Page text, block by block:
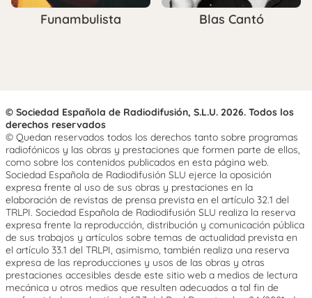
Funambulista Blas Cantó
© Sociedad Española de Radiodifusión, S.L.U. 2026. Todos los
derechos reservados
© Quedan reservados todos los derechos tanto sobre programas
radiofónicos y las obras y prestaciones que formen parte de ellos,
como sobre los contenidos publicados en esta página web.
Sociedad Española de Radiodifusión SLU ejerce la oposición
expresa frente al uso de sus obras y prestaciones en la
elaboración de revistas de prensa prevista en el artículo 32.1 del
TRLPI. Sociedad Española de Radiodifusión SLU realiza la reserva
expresa frente la reproducción, distribución y comunicación pública
de sus trabajos y artículos sobre temas de actualidad prevista en
el artículo 33.1 del TRLPI, asimismo, también realiza una reserva
expresa de las reproducciones y usos de las obras y otras
prestaciones accesibles desde este sitio web a medios de lectura
mecánica u otros medios que resulten adecuados a tal fin de